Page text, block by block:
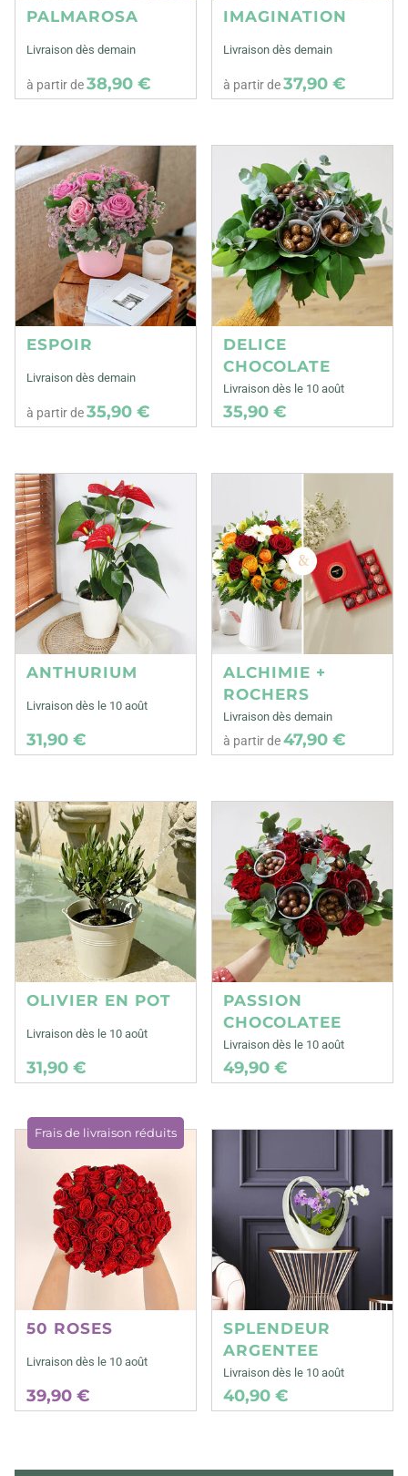
PALMAROSA
Livraison dès demain
à partir de38,90 €
IMAGINATION
Livraison dès demain
à partir de37,90 €
ESPOIR
Livraison dès demain
à partir de35,90 €
DELICE
CHOCOLATE
Livraison dès le 10 août
35,90 €
ANTHURIUM
Livraison dès le 10 août
31,90 €
ALCHIMIE +
ROCHERS
Livraison dès demain
à partir de47,90 €
OLIVIER EN POT
Livraison dès le 10 août
31,90 €
PASSION
CHOCOLATEE
Livraison dès le 10 août
49,90 €
Frais de livraison réduits
50 ROSES
Livraison dès le 10 août
39,90 €
SPLENDEUR
ARGENTEE
Livraison dès le 10 août
40,90 €